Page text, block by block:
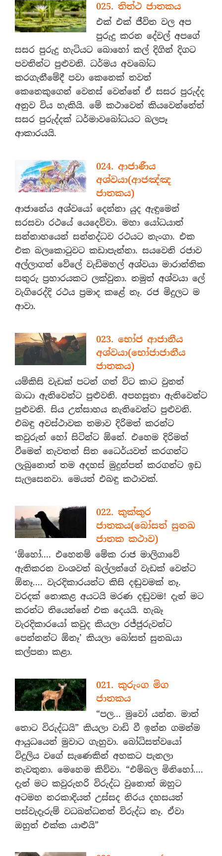
025. තිත්ථ ජාතකය
එක් එක් ජීවිත වල අප
පුරුදු කරන දේවල් අපගේ
සසර පුරුදු හැටියට බොහෝ කල් දිගින් දිගට
පවතින්ට පුළුවනි. ධර්මය අවබෝධ
කරගැනීමේදී පවා කෙනෙක් තවත්
කෙනෙකුගෙන් වෙනස් වෙන්නේ ඒ සසර පුරුද්ද
අනුව විය හැකියි. මේ කථාවෙන් කියවෙන්නේත්
සසර පුරුද්දක් ධර්මාවබෝධයට බලපෑ
ආකාරයයි.
024. ආජාණීය
අශ්වයා(ආජඤ්ඤ
ජාතකය)
ආජානේය අශ්වයෝ දෙන්නා යුද ඇඳුමෙන්
සරසවා රථයේ යෙදෙව්වා. මහා යෝධයාත්
සන්නාහයෙන් සන්නද්ධව රථයට නැංගා. එක
එක බලකොටුවට කඩාපැන්නා. සයවෙනි රජාව
අල්ලාගත් වේලේ වැඩිමහල් අශ්වයා මාරාන්තික
සතුරු ප්‍රහාරයකට ලක්වුනා. නමුත් අශ්වයා ලේ
වැගිරෙද්දි රථය ප්‍රමාද කළේ නෑ. රජ මිදුලට ම
ආවා.
023. භෝජ ආජානීය
අශ්වයා(භෝජාජානීය
ජාතකය)
යම්කිසි වැඩක් පටන් ගත් විට කාට වුනත්
බාධා ඇතිවෙන්ට පුළුවනි. අපහසුතා ඇතිවෙන්ට
පුළුවනි. සිය උත්සාහය නැතිවෙන්ට පුළුවනි.
එබඳු අවස්ථාවක තමාව දිරිමත් කරන්ට
කවුරුන් හෝ සිටින්ට ඕනේ. එහෙම දිරිමත්
වීමෙන් නැවතත් සිත ධෛර්යවත් කරගන්ට
ලැබුනොත් තම අදහස් මුදුන්පත් කරගන්ට ඉඩ
සැලසෙනවා. මෙයත් එබඳු කථාවක්.
022. කුක්කුර
ජාතකය(බෝසත් සුනඛ
ජාතක කථාව)
‘ඕහෝ.... එහෙනම් මේක රාජ මාලිගාවේ
ඇතිකරන වංශවත් බල්ලන්ගේ වැඩක් වෙන්ට
ඕනෑ.... වැරදිකාරයන්ට කිසි දඬුවමක් නෑ.
වරදක් නොකළ අයටයි මරණ දඬුවම! දැන් මට
කරන්ට තියෙන්නේ එක දෙයයි. හැබෑ
වැරදිකාරයෝ කවුද කියලා රජ්ජුරුවන්ට
පෙන්නන්ට ඕනෑ’ කියලා බෝසත් සුනඛයා
කල්පනා කළා.
021. කුරුංග මිග
ජාතකය
“පල... මුවෝ යන්න. මාත්
තොට විරුද්ධයි” කියලා වාඩි වී ඉන්න ගමන්ම
ආයුධයෙන් මුවාට ගැහුවා. බෝධිසත්වයෝ
විදුලිය වගේ සැණෙකින් අහකට පැනලා
නැවතුනා. මෙහෙම කිව්වා. “එම්බල මිනිහෝ....
දැන් මට කවුරුහරි විරුද්ධ වුනොත් ඔහුට
අටමහ නරකාදියත් උස්සද නිරය දහසයත්
පස්වැදෑරුම් වධබන්ධනත් විරුද්ධ නෑ. ඒවා
ඔහුත් එක්ක යාළුයි”